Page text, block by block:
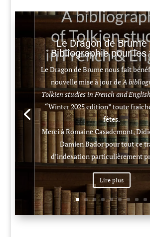
Le Dragon de
Bibliographie pour
Le Dragon de Brume nous fait
nouvelle mise à jour deA
Tolkien studies in French and
“Winter 2025 edition” toute
fêtes.
Merci à Romaine Casademont,
Damien Bador pour tout ce
d’indexation particulièrement
Lire plus